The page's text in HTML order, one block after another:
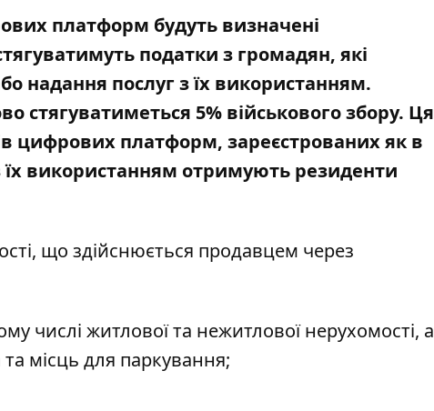
платформ будуть визначені
податки з громадян, які
надання послуг з їх використанням.
стягуватиметься 5% військового збору. Ця
цифрових платформ, зареєстрованих як в
їх використанням отримують резиденти
що здійснюється продавцем через
числі житлової та нежитлової нерухомості, а
місць для паркування;